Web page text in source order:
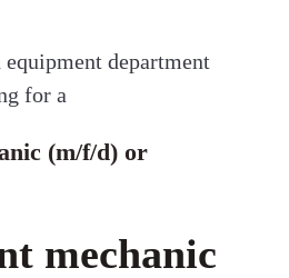
department
for a
(m/f/d) or
mechanic